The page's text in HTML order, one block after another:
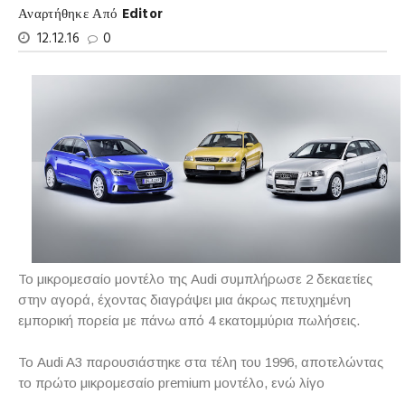
Αναρτήθηκε Από Editor
12.12.16
0
To μικρομεσαίο μοντέλο της Audi συμπλήρωσε 2 δεκαετίες
στην αγορά, έχοντας διαγράψει μια άκρως πετυχημένη
εμπορική πορεία με πάνω από 4 εκατομμύρια πωλήσεις.
Το Audi A3 παρουσιάστηκε στα τέλη του 1996, αποτελώντας
το πρώτο μικρομεσαίο premium μοντέλο, ενώ λίγο